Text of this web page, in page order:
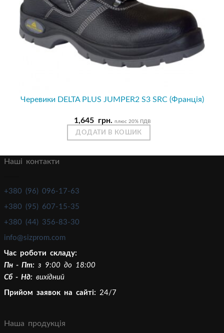
Черевики DELTA PLUS JUMPER2 S3 SRC (Франція)
1,645 грн. плюс 20% ПДВ
ДОДАТИ В КОШИК
Наші контакти
+380 (96) 096-17-63
+380 (95) 607-15-35
+380 (44) 356-83-30
info@sizprom.com
Час роботи складу:
Пн - Пт: з 9:00 до 18:00
Сб - Нд: вихідний
Прийом заявок на сайті: 24/7
Наша продукція